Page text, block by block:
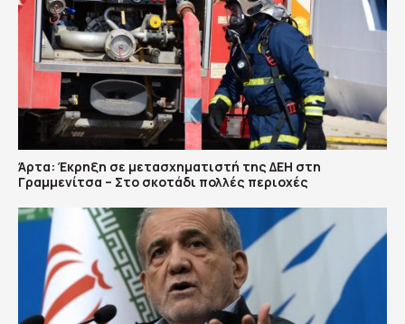
Άρτα: Έκρηξη σε μετασχηματιστή της ΔΕΗ στη
Γραμμενίτσα – Στο σκοτάδι πολλές περιοχές